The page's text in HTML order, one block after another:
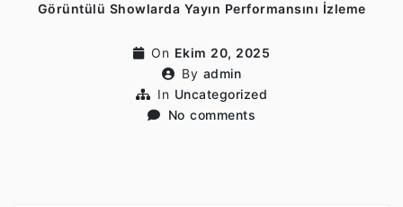
Görüntülü Showlarda Yayın Performansını İzleme
On Ekim 20, 2025
By admin
In Uncategorized
No comments